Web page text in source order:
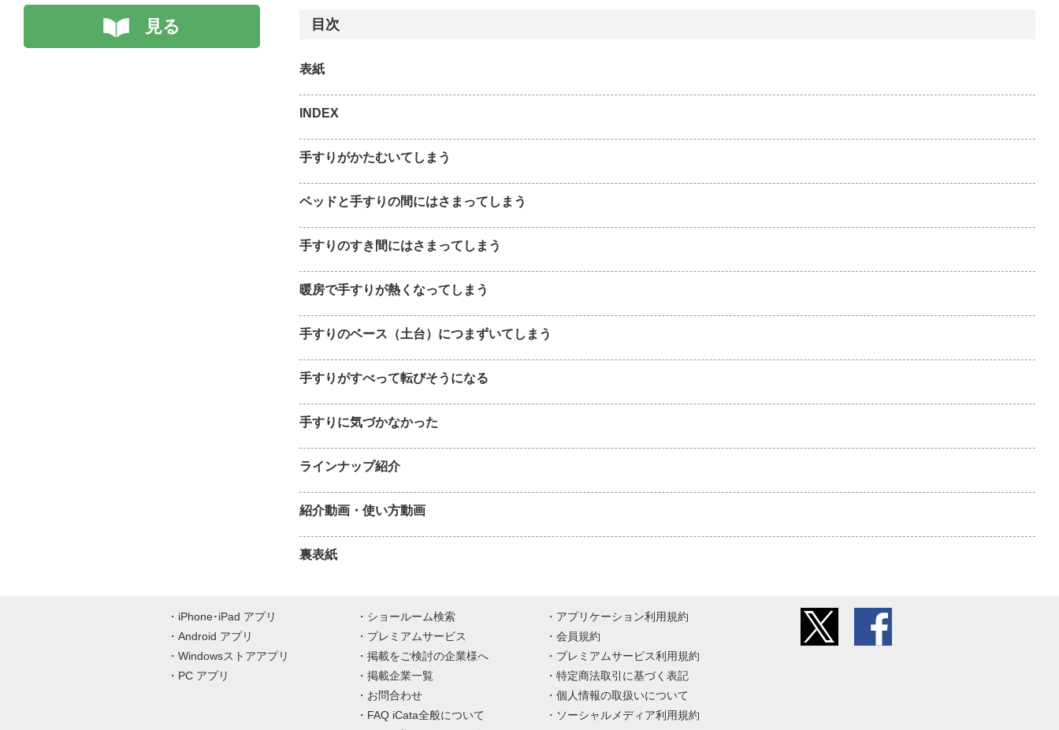
見る 目次
表紙
INDEX
手すりがかたむいてしまう
ベッドと手すりの間にはさまってしまう
手すりのすき間にはさまってしまう
暖房で手すりが熱くなってしまう
手すりのベース（土台）につまずいてしまう
手すりがすべって転びそうになる
手すりに気づかなかった
ラインナップ紹介
紹介動画・使い方動画
裏表紙
iPhone･iPad アプリ
Android アプリ
Windowsストアアプリ
PC アプリ
ショールーム検索
プレミアムサービス
掲載をご検討の企業様へ
掲載企業一覧
お問合わせ
FAQ iCata全般について
アプリケーション利用規約
会員規約
プレミアムサービス利用規約
特定商法取引に基づく表記
個人情報の取扱いについて
ソーシャルメディア利用規約